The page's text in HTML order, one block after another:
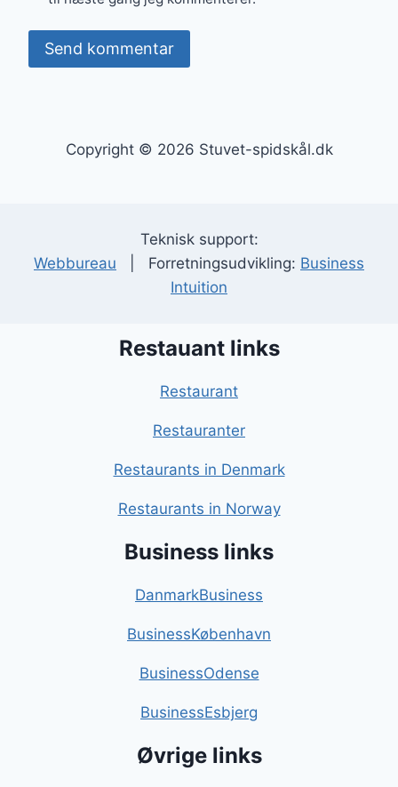
Copyright © 2026 Stuvet-spidskål.dk
Teknisk support:
Webbureau | Forretningsudvikling: Business
Intuition
Restauant links
Restaurant
Restauranter
Restaurants in Denmark
Restaurants in Norway
Business links
DanmarkBusiness
BusinessKøbenhavn
BusinessOdense
BusinessEsbjerg
Øvrige links